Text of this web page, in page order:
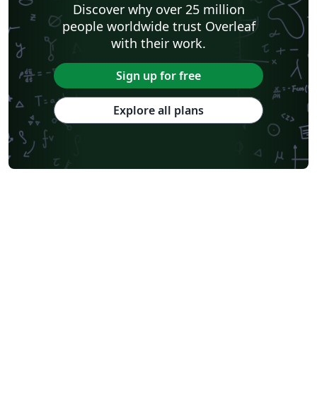
Discover why over 25 million
people worldwide trust Overleaf
with their work.
Sign up for free
Explore all plans